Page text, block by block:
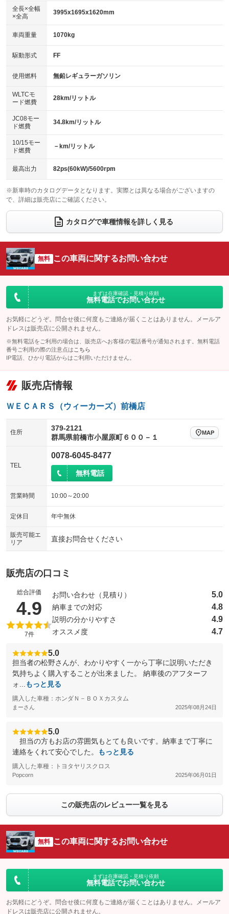
：装備なし
パワーウィンドウ
アイドリングストップ
：装備なし
USB入力端子
：装備なし
100V電源
：装備なし
センターデフロック
：装備なし
電動格納ミラー
：装備あり
：装備あり
革シート
キーレス
HID(キセノンライト)
：装備なし
バックカメラ
：装備あり
エアロ
：装備なし
：装備なし
パワーシート
ベンチシート
：装備なし
チップアップシート
：装備なし
：装備なし ：装備あり
ウォークスルー
：装備なし
電動リアゲート フロントカメラ
：装備なし
：装備なし ：装備なし
サイドカメラ
：装備なし ルーフレール
：装備なし
：装備なし
：装備なし
全長×全幅
×全高
3995x1695x1620mm
車両重量 1070kg
駆動形式 FF
使用燃料 無鉛レギュラーガソリン
WLTCモ
ード燃費
28km/リットル
JC08モー
ド燃費
34.8km/リットル
10/15モー
ド燃費
－km/リットル
最高出力 82ps(60kW)/5600rpm
※新車時のカタログデータとなります。実際とは異なる場合がございますの
で、詳細は販売店にご確認ください。
カタログで車種情報を詳しく見る
無料 この車両に関するお問い合わせ
まずは在庫確認・見積り依頼
無料電話でお問い合わせ
お気軽にどうぞ。問合せ後に何度もご連絡が届くことはありません。メールア
ドレスは販売店に公開されません。
※無料電話をご利用の場合は、販売店へお客様の電話番号が通知されます。無料電話
番号ご利用の際の注意点は こちら
IP電話、ひかり電話からはご利用いただけません。
販売店情報
ＷＥＣＡＲＳ（ウィーカーズ）前橋店
住所
379-2121
群馬県前橋市小屋原町６００－１
MAP
TEL
0078-6045-8477
無料電話
営業時間 10:00～20:00
定休日 年中無休
販売可能エ
リア
直接お問合せください
販売店の口コミ
総合評価
4.9 （5点満点中）
7件
お問い合わせ（見積り） 5.0
納車までの対応 4.8
説明の分かりやすさ 4.9
オススメ度 4.7
5.0
担当者の松野さんが、わかりやすく一から丁寧に説明いただき
気持ちよく購入することが出来ました。 納車後のアフターフ
ォ...
もっと見る
購入した車種：ホンダＮ－ＢＯＸカスタム
まーさん 2025年08月24日
5.0
担当の方もお店の雰囲気もとても良いです。納車まで丁寧に
連絡をくれて安心でした。
もっと見る
購入した車種：トヨタヤリスクロス
Popcorn 2025年06月01日
この販売店のレビュー一覧を見る
無料 この車両に関するお問い合わせ
まずは在庫確認・見積り依頼
無料電話でお問い合わせ
お気軽にどうぞ。問合せ後に何度もご連絡が届くことはありません。メールア
ドレスは販売店に公開されません。